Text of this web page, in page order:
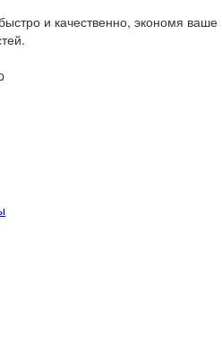
и качественно, экономя ваше